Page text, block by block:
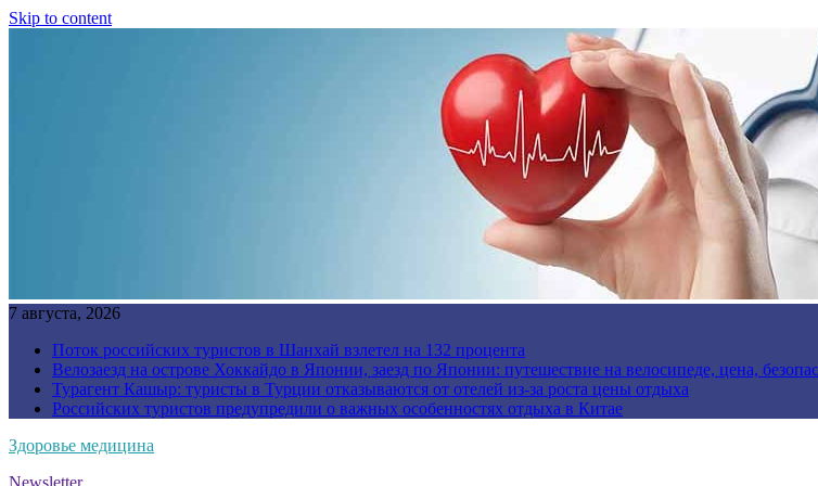
Skip to content
7 августа, 2026
Поток российских туристов в Шанхай взлетел на 132 процента
Велозаезд на острове Хоккайдо в Японии, заезд по Японии: путешествие на велосипеде, цена,
Турагент Кашыр: туристы в Турции отказываются от отелей из-за роста цены отдыха
Российских туристов предупредили о важных особенностях отдыха в Китае
Здоровье медицина
Newsletter